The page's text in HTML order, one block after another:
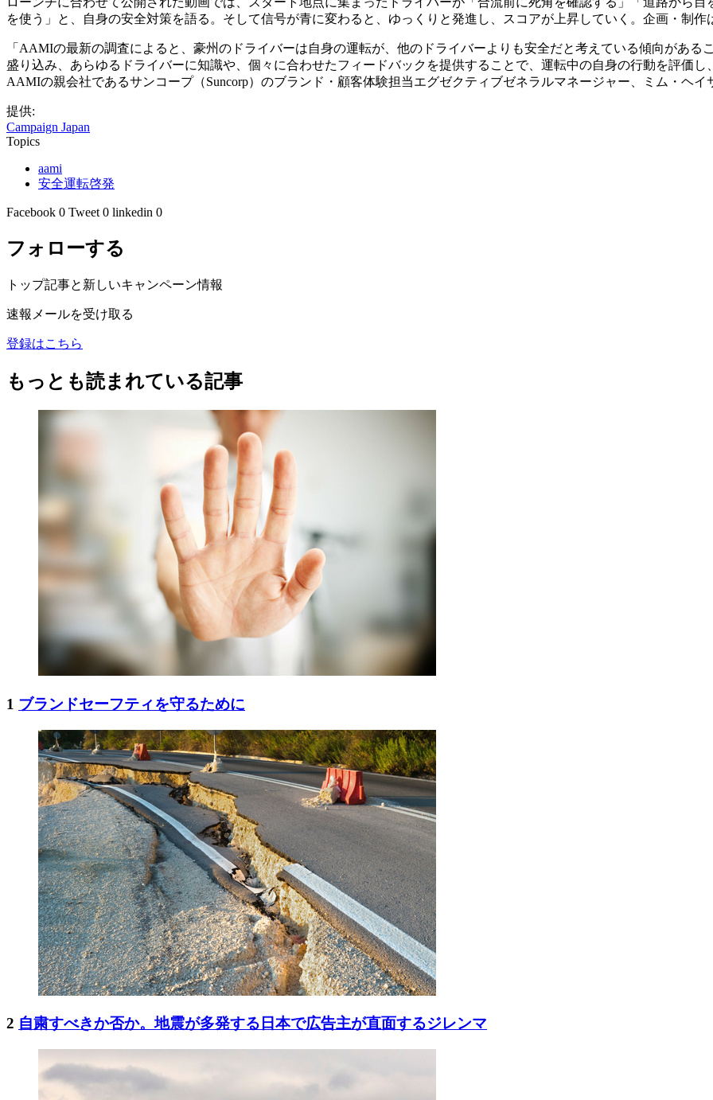
を使う」と、自身の安全対策を語る。そして信号が青に変わると、ゆっくりと発進し、スコアが上昇していく。企画・制作
「AAMIの最新の調査によると、豪州のドライバーは自身の運転が、他のドライバーよりも安全だと考えている傾向があ
盛り込み、あらゆるドライバーに知識や、個々に合わせたフィードバックを提供することで、運転中の自身の行動を評価
AAMIの親会社であるサンコープ（Suncorp）のブランド・顧客体験担当エグゼクティブゼネラルマネージャー、ミム・ヘイ
提供:
Campaign Japan
Topics
aami
安全運転啓発
Facebook 0 Tweet 0 linkedin 0
フォローする
トップ記事と新しいキャンペーン情報
速報メールを受け取る
登録はこちら
もっとも読まれている記事
1 ブランドセーフティを守るために
2 自粛すべきか否か。地震が多発する日本で広告主が直面するジレンマ